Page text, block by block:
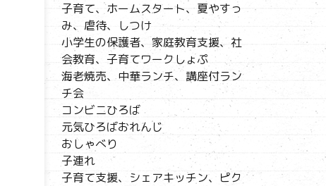
子育て、ホームスタート、夏やすっ
み、虐待、しつけ
小学生の保護者、家庭教育支援、社
会教育、子育てワークしょぷ
海老焼売、中華ランチ、講座付ラン
チ会
コンビニひろば
元気ひろばおれんじ
おしゃべり
子連れ
子育て支援、シェアキッチン、ピク